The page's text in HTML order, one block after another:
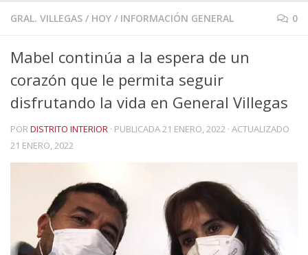
GRAL. VILLEGAS / HOY / INFORMACIÓN GENERAL 0
Mabel continúa a la espera de un
corazón que le permita seguir
disfrutando la vida en General Villegas
PORDISTRITO INTERIOR · PUBLICADA21 ENERO, 2022 · ACTUALIZADO
21 ENERO, 2022